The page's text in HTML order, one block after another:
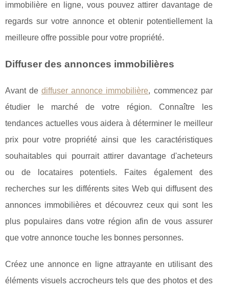
immobilière en ligne, vous pouvez attirer davantage de
regards sur votre annonce et obtenir potentiellement la
meilleure offre possible pour votre propriété.
Diffuser des annonces immobilières
Avant dediffuser annonce immobilière, commencez par
étudier le marché de votre région. Connaître les
tendances actuelles vous aidera à déterminer le meilleur
prix pour votre propriété ainsi que les caractéristiques
souhaitables qui pourrait attirer davantage d'acheteurs
ou de locataires potentiels. Faites également des
recherches sur les différents sites Web qui diffusent des
annonces immobilières et découvrez ceux qui sont les
plus populaires dans votre région afin de vous assurer
que votre annonce touche les bonnes personnes.
Créez une annonce en ligne attrayante en utilisant des
éléments visuels accrocheurs tels que des photos et des